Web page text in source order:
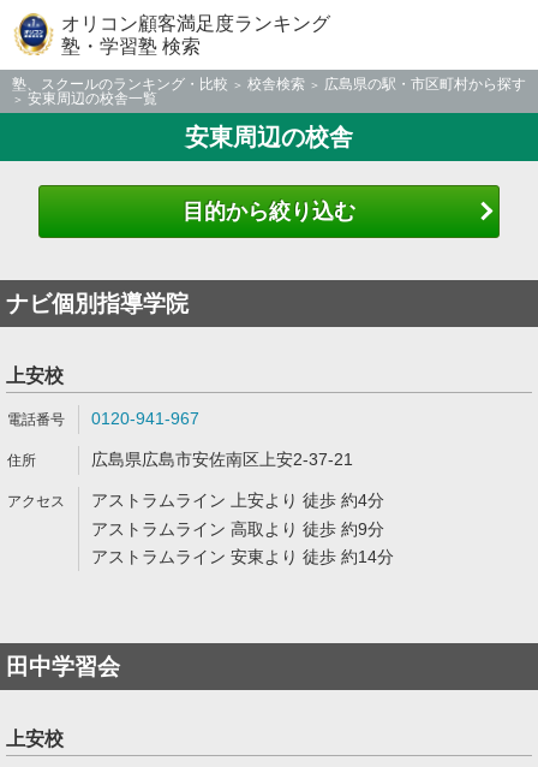
オリコン顧客満足度ランキング
塾・学習塾 検索
塾、スクールのランキング・比較 校舎検索
広島県の駅・市区町村から探す
安東周辺の校舎一覧
安東周辺の校舎
目的から絞り込む
ナビ個別指導学院
上安校
0120-941-967
広島県広島市安佐南区上安2-37-21
アストラムライン 上安より 徒歩 約4分
アストラムライン 高取より 徒歩 約9分
アストラムライン 安東より 徒歩 約14分
田中学習会
上安校